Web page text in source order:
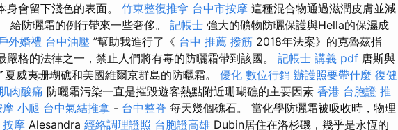
身會留下淺色的表面。 竹東整復推拿 台中市按摩 這種混合物通過滋潤皮膚並減
給防曬霜的例行帶來一些奢侈。 記帳士 強大的礦物防曬保護與Hella的保濕成
外婚禮 台中油壓 ”幫助我進行了《 台中 推薦 撥筋 2018年法案》的克魯茲指
嚴格的法律之一，禁止人們將有毒的防曬霜帶到該國。 記帳士 講義 pdf 唐斯與
威夷珊瑚礁和美國維爾京群島的防曬霜。 優化 數位行銷 辦護照要帶什麼 復健
肌肉酸痛 防曬霜污染一直是摧毀遊客熱點附近珊瑚礁的主要因素 香港 台胞證 推
摩 小腿 台中氣結推拿 - 台中整脊 每天幾個礁石。 當化學防曬霜被吸收時，物理
按摩 Alesandra 經絡調理證照 台胞證高雄 Dubin居住在洛杉磯，幾乎是永恆的